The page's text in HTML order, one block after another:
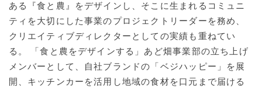
ある『食と農』をデザインし、そこに生まれるコミュニ
ティを大切にした事業のプロジェクトリーダーを務め、
クリエイティブディレクターとしての実績も重ねてい
る。 「食と農をデザインする」あど畑事業部の立ち上げ
メンバーとして、自社ブランドの「ベジハッピー」を展
開、キッチンカーを活用し地域の食材を口元まで届ける